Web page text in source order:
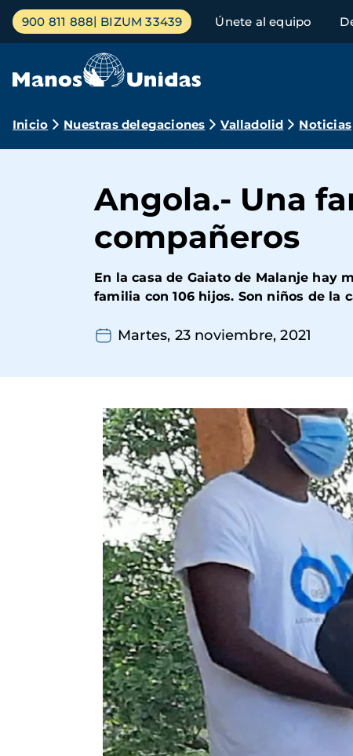
Pasar
contenido
Menú
principal
900 811 888 BIZUM 33439 Únete al equipo
Ruta
navegación
Inicio Nuestras delegaciones Valladolid Noticias
Angola.- Una
compañeros
En la casa de Gaiato de Malanje hay
familia con 106 hijos. Son niños de la
Martes, 23 noviembre, 2021